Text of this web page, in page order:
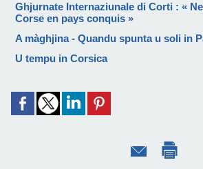
Ghjurnate Internaziunale di Corti : «
Corse en pays conquis »
A màghjina - Quandu spunta u soli in
U tempu in Corsica